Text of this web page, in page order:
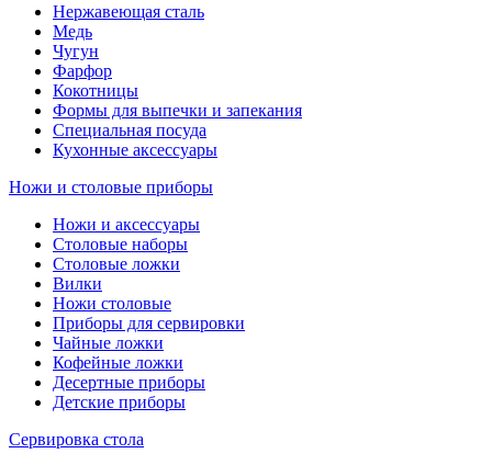
Нержавеющая сталь
Медь
Чугун
Фарфор
Кокотницы
Формы для выпечки и запекания
Специальная посуда
Кухонные аксессуары
Ножи и столовые приборы
Ножи и аксессуары
Столовые наборы
Столовые ложки
Вилки
Ножи столовые
Приборы для сервировки
Чайные ложки
Кофейные ложки
Десертные приборы
Детские приборы
Сервировка стола